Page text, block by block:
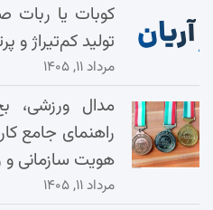
کوبات یا ربات
تولید کم‌تیراژ و
مرداد ۱۱, ۱۴۰۵
مدال ورزشی،
راهنمای جامع
هویت سازمانی و
مرداد ۱۱, ۱۴۰۵